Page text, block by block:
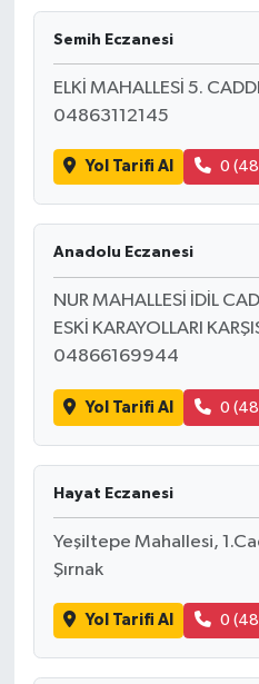
Semih Eczanesi
ELKİ MAHALLESİ 5.
04863112145
Yol Tarifi Al 0
Anadolu Eczanesi
NUR MAHALLESİ İDİL
ESKİ KARAYOLLARI
04866169944
Yol Tarifi Al 0
Hayat Eczanesi
Yeşiltepe Mahallesi,
Şırnak
Yol Tarifi Al 0